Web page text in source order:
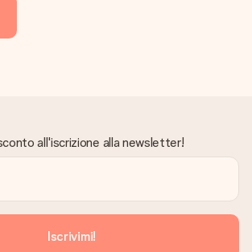
all'iscrizione alla newsletter!
Iscrivimi!